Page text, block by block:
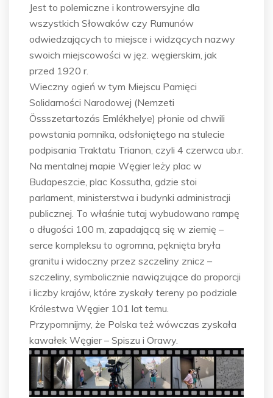
Jest to polemiczne i kontrowersyjne dla
wszystkich Słowaków czy Rumunów
odwiedzających to miejsce i widzących nazwy
swoich miejscowości w jęz. węgierskim, jak
przed 1920 r.
Wieczny ogień w tym Miejscu Pamięci
Solidarności Narodowej (Nemzeti
Össszetartozás Emlékhelye) płonie od chwili
powstania pomnika, odsłoniętego na stulecie
podpisania Traktatu Trianon, czyli 4 czerwca ub.r.
Na mentalnej mapie Węgier leży plac w
Budapeszcie, plac Kossutha, gdzie stoi
parlament, ministerstwa i budynki administracji
publicznej. To właśnie tutaj wybudowano rampę
o długości 100 m, zapadającą się w ziemię –
serce kompleksu to ogromna, pęknięta bryła
granitu i widoczny przez szczeliny znicz –
szczeliny, symbolicznie nawiązujące do proporcji
i liczby krajów, które zyskały tereny po podziale
Królestwa Węgier 101 lat temu.
Przypomnijmy, że Polska też wówczas zyskała
kawałek Węgier – Spiszu i Orawy.